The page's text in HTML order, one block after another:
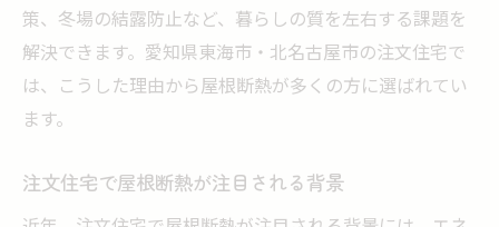
策、冬場の結露防止など、暮らしの質を左右する課題を
解決できます。愛知県東海市・北名古屋市の注文住宅で
は、こうした理由から屋根断熱が多くの方に選ばれてい
ます。
注文住宅で屋根断熱が注目される背景